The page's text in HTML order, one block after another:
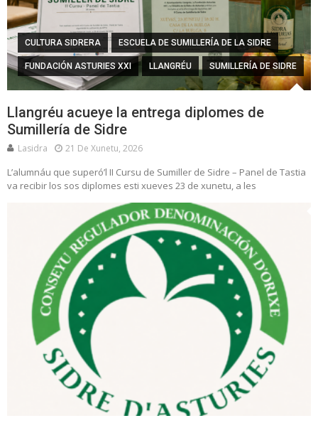
CULTURA SIDRERA ESCUELA DE SUMILLERÍA DE LA SIDRE
FUNDACIÓN ASTURIES XXI LLANGRÉU SUMILLERÍA DE SIDRE
Llangréu acueye la entrega diplomes de
Sumillería de Sidre
Lasidra 21 De Xunetu, 2026
L’alumnáu que superó’l II Cursu de Sumiller de Sidre – Panel de Tastia
va recibir los sos diplomes esti xueves 23 de xunetu, a les